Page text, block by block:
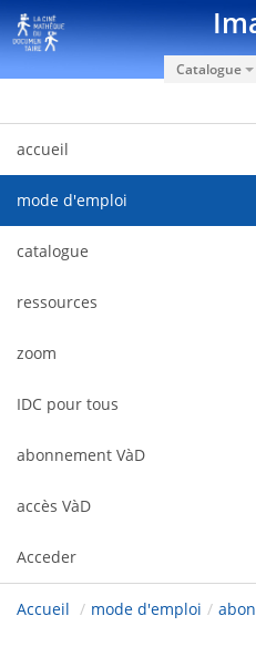
Saltar al contenido
Catalogue
accueil
mode d'emploi
catalogue
ressources
zoom
IDC pour tous
abonnement VàD
accès VàD
Acceder
Accueil / mode d'emploi /